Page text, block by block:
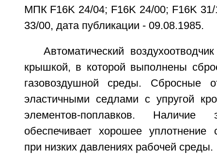
МПК F16K 24/04; F16K 24/00; F16K
33/00, дата публикации - 09.08.1985.
Автоматический
крышкой, в которой выполнены
газовоздушной среды. Сбросные
эластичными седлами с упругой
элементов-поплавков. Наличие
обеспечивает хорошее уплотнение
при низких давлениях рабочей среды.